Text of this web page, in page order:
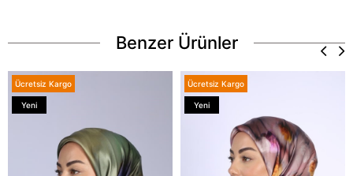
Benzer Ürünler
Ücretsiz Kargo
Yeni
Ücretsiz Kargo
Yeni